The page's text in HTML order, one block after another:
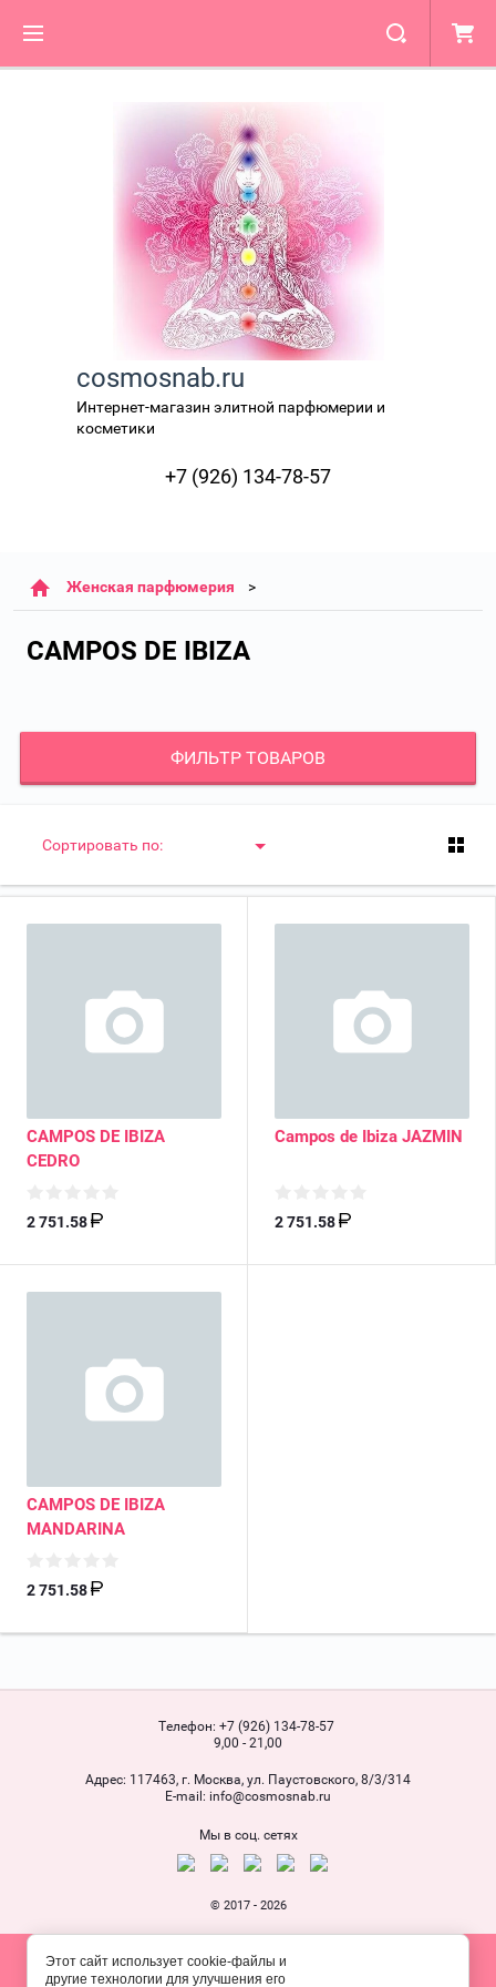
cosmosnab.ru
Интернет-магазин элитной парфюмерии и
косметики
+7 (926) 134-78-57
Женская парфюмерия
CAMPOS DE IBIZA
ФИЛЬТР ТОВАРОВ
Сортировать по:
CAMPOS DE IBIZA
CEDRO
2 751.58
Campos de Ibiza JAZMIN
2 751.58
CAMPOS DE IBIZA
MANDARINA
2 751.58
Телефон: +7 (926) 134-78-57
9,00 - 21,00
Адрес: 117463, г. Москва, ул. Паустовского, 8/3/314
Е-mail: info@cosmosnab.ru
Мы в соц. сетях
© 2017 - 2026
Этот сайт использует cookie-файлы и
другие технологии для улучшения его